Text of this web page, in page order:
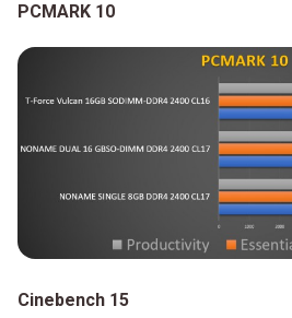
PCMARK 10
Cinebench 15